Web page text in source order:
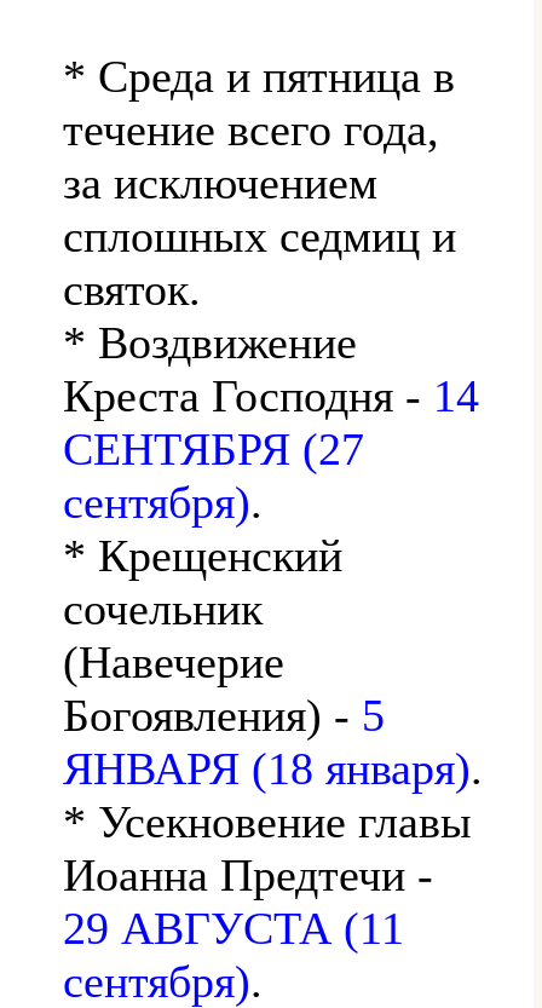
* Среда и пятница в
течение всего года,
за исключением
сплошных седмиц и
святок.
* Воздвижение
Креста Господня - 14
СЕНТЯБРЯ (27
сентября).
* Крещенский
сочельник
(Навечерие
Богоявления) - 5
ЯНВАРЯ (18 января).
* Усекновение главы
Иоанна Предтечи -
29 АВГУСТА (11
сентября).